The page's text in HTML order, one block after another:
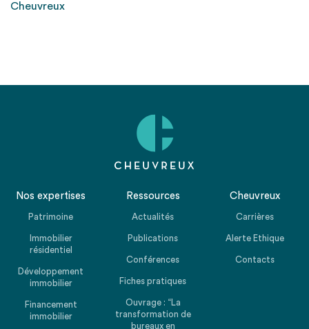
Cheuvreux
Nos expertises
Patrimoine
Immobilier
résidentiel
Développement
immobilier
Financement
immobilier
Ressources
Actualités
Publications
Conférences
Fiches pratiques
Ouvrage : “La
transformation de
bureaux en
Cheuvreux
Carrières
Alerte Ethique
Contacts